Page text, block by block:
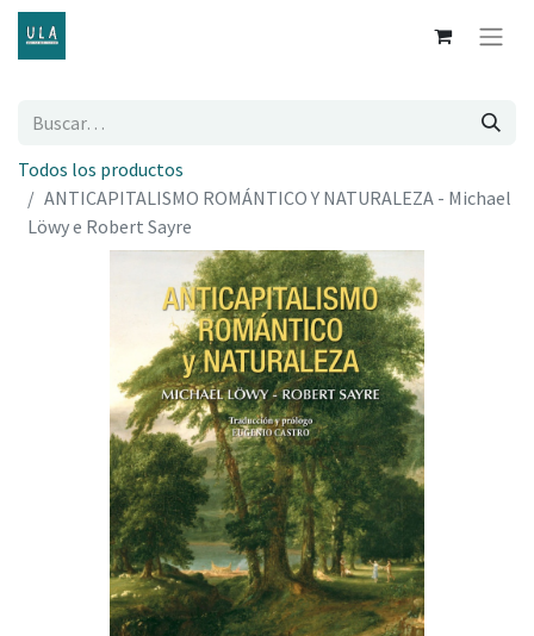
Todos los productos
ANTICAPITALISMO ROMÁNTICO Y NATURALEZA - Michael
Löwy e Robert Sayre